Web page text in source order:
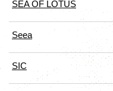
SEA OF LOTUS
Seea
SIC